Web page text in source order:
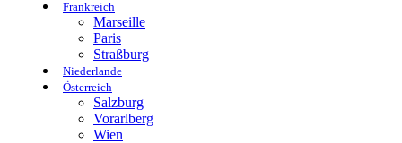
Frankreich
Marseille
Paris
Straßburg
Niederlande
Österreich
Salzburg
Vorarlberg
Wien